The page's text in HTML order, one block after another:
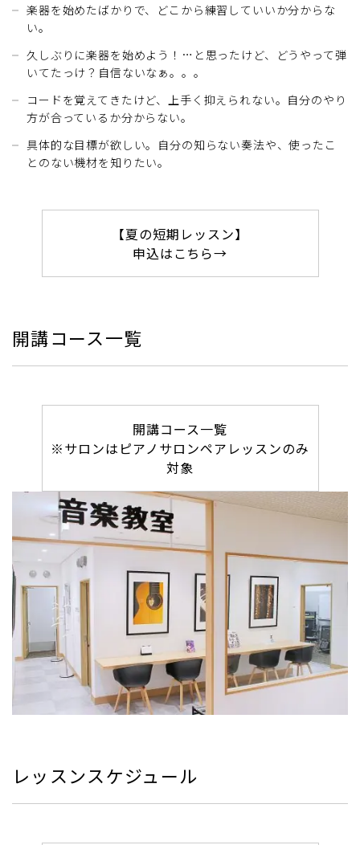
楽器を始めたばかりで、どこから練習していいか分からな
い。
久しぶりに楽器を始めよう！…と思ったけど、どうやって弾
いてたっけ？自信ないなぁ。。。
コードを覚えてきたけど、上手く抑えられない。自分のやり
方が合っているか分からない。
具体的な目標が欲しい。自分の知らない奏法や、使ったこ
とのない機材を知りたい。
【夏の短期レッスン】
申込はこちら→
開講コース一覧
開講コース一覧
※サロンはピアノサロンペアレッスンのみ
対象
レッスンスケジュール